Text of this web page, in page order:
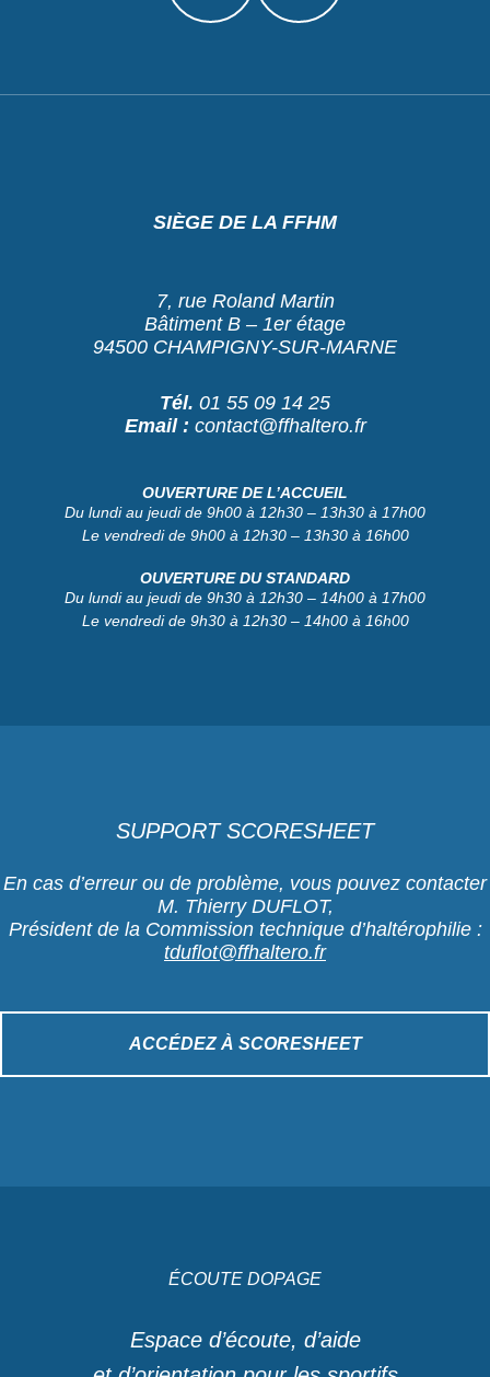
SIÈGE DE LA FFHM
7, rue Roland Martin
Bâtiment B – 1er étage
94500 CHAMPIGNY-SUR-MARNE
Tél. 01 55 09 14 25
Email : contact@ffhaltero.fr
OUVERTURE DE L’ACCUEIL
Du lundi au jeudi de 9h00 à 12h30 – 13h30 à 17h00
Le vendredi de 9h00 à 12h30 – 13h30 à 16h00
OUVERTURE DU STANDARD
Du lundi au jeudi de 9h30 à 12h30 – 14h00 à 17h00
Le vendredi de 9h30 à 12h30 – 14h00 à 16h00
SUPPORT SCORESHEET
En cas d’erreur ou de problème, vous pouvez contacter
M. Thierry DUFLOT,
Président de la Commission technique d’haltérophilie :
tduflot@ffhaltero.fr
ACCÉDEZ À SCORESHEET
ÉCOUTE DOPAGE
Espace d’écoute, d’aide